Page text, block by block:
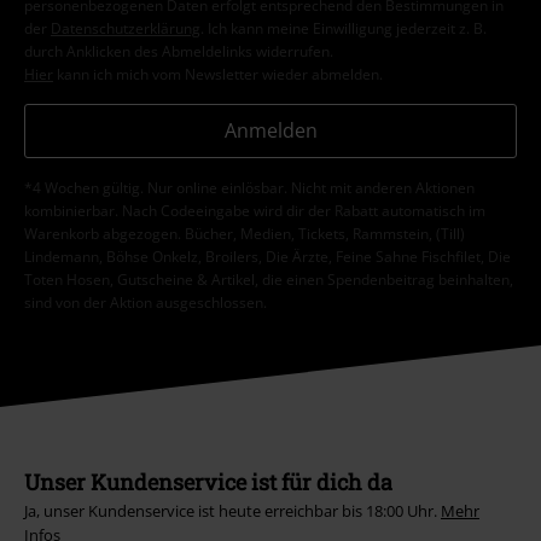
personenbezogenen Daten erfolgt entsprechend den Bestimmungen in
der
Datenschutzerklärung
. Ich kann meine Einwilligung jederzeit z. B.
durch Anklicken des Abmeldelinks widerrufen.
Hier kann ich mich vom Newsletter wieder abmelden.
Anmelden
*4 Wochen gültig. Nur online einlösbar. Nicht mit anderen Aktionen
kombinierbar. Nach Codeeingabe wird dir der Rabatt automatisch im
Warenkorb abgezogen. Bücher, Medien, Tickets, Rammstein, (Till)
Lindemann, Böhse Onkelz, Broilers, Die Ärzte, Feine Sahne Fischfilet, Die
Toten Hosen, Gutscheine & Artikel, die einen Spendenbeitrag beinhalten,
sind von der Aktion ausgeschlossen.
Unser Kundenservice ist für dich da
Ja, unser Kundenservice ist heute erreichbar bis 18:00 Uhr. Mehr
Infos